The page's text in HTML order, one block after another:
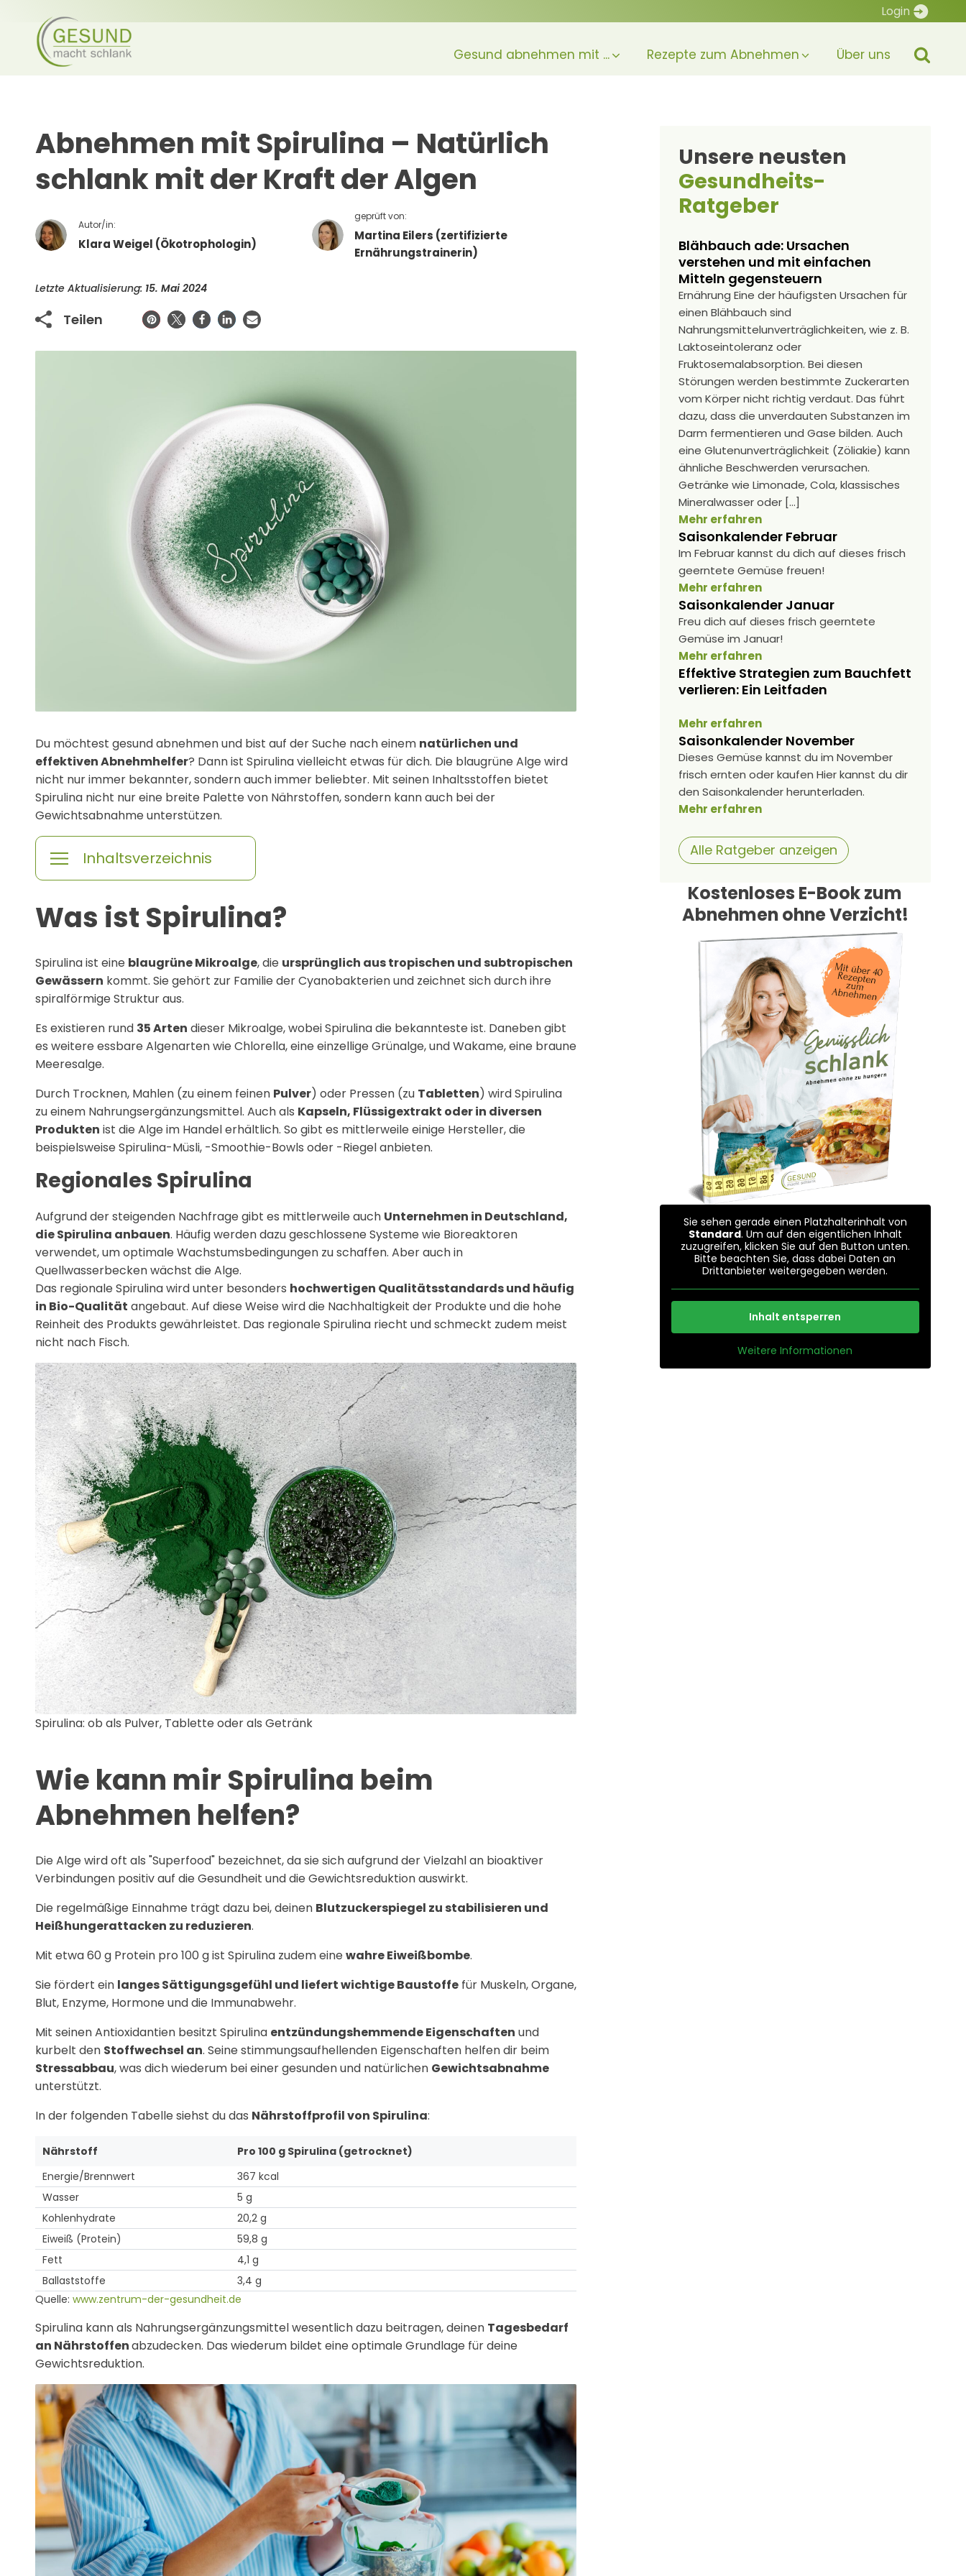
Login
Gesund abnehmen mit ... Rezepte zum Abnehmen Über uns
Abnehmen mit Spirulina – Natürlich
schlank mit der Kraft der Algen
Autor/in:
Klara Weigel (Ökotrophologin)
geprüft von:
Martina Eilers (zertifizierte
Ernährungstrainerin)
Letzte Aktualisierung: 15. Mai 2024
Teilen
Du möchtest gesund abnehmen und bist auf der Suche nach einem natürlichen und
effektiven Abnehmhelfer? Dann ist Spirulina vielleicht etwas für dich. Die blaugrüne Alge wird
nicht nur immer bekannter, sondern auch immer beliebter. Mit seinen Inhaltsstoffen bietet
Spirulina nicht nur eine breite Palette von Nährstoffen, sondern kann auch bei der
Gewichtsabnahme unterstützen.
Inhaltsverzeichnis
Was ist Spirulina?
Spirulina ist eine blaugrüne Mikroalge, die ursprünglich aus tropischen und subtropischen
Gewässern kommt. Sie gehört zur Familie der Cyanobakterien und zeichnet sich durch ihre
spiralförmige Struktur aus.
Es existieren rund 35 Arten dieser Mikroalge, wobei Spirulina die bekannteste ist. Daneben gibt
es weitere essbare Algenarten wie Chlorella, eine einzellige Grünalge, und Wakame, eine braune
Meeresalge.
Durch Trocknen, Mahlen (zu einem feinen Pulver) oder Pressen (zu Tabletten) wird Spirulina
zu einem Nahrungsergänzungsmittel. Auch als Kapseln, Flüssigextrakt oder in diversen
Produkten ist die Alge im Handel erhältlich. So gibt es mittlerweile einige Hersteller, die
beispielsweise Spirulina-Müsli, -Smoothie-Bowls oder -Riegel anbieten.
Regionales Spirulina
Aufgrund der steigenden Nachfrage gibt es mittlerweile auch Unternehmen in Deutschland,
die Spirulina anbauen. Häufig werden dazu geschlossene Systeme wie Bioreaktoren
verwendet, um optimale Wachstumsbedingungen zu schaffen. Aber auch in
Quellwasserbecken wächst die Alge.
Das regionale Spirulina wird unter besonders hochwertigen Qualitätsstandards und häufig
in Bio-Qualität angebaut. Auf diese Weise wird die Nachhaltigkeit der Produkte und die hohe
Reinheit des Produkts gewährleistet. Das regionale Spirulina riecht und schmeckt zudem meist
nicht nach Fisch.
Spirulina: ob als Pulver, Tablette oder als Getränk
Wie kann mir Spirulina beim
Abnehmen helfen?
Die Alge wird oft als "Superfood" bezeichnet, da sie sich aufgrund der Vielzahl an bioaktiver
Verbindungen positiv auf die Gesundheit und die Gewichtsreduktion auswirkt.
Die regelmäßige Einnahme trägt dazu bei, deinen Blutzuckerspiegel zu stabilisieren und
Heißhungerattacken zu reduzieren.
Mit etwa 60 g Protein pro 100 g ist Spirulina zudem einewahre Eiweißbombe.
Sie fördert ein langes Sättigungsgefühl und liefert wichtige Baustoffe für Muskeln, Organe,
Blut, Enzyme, Hormone und die Immunabwehr.
Mit seinen Antioxidantien besitzt Spirulina entzündungshemmende Eigenschaften und
kurbelt den Stoffwechsel an. Seine stimmungsaufhellenden Eigenschaften helfen dir beim
Stressabbau, was dich wiederum bei einer gesunden und natürlichen Gewichtsabnahme
unterstützt.
In der folgenden Tabelle siehst du das Nährstoffprofil von Spirulina:
Nährstoff
Pro 100 g Spirulina (getrocknet)
Energie/Brennwert
367 kcal
Wasser
5 g
Kohlenhydrate
20,2 g
Eiweiß (Protein)
59,8 g
Fett
4,1 g
Ballaststoffe
3,4 g
Quelle:www.zentrum-der-gesundheit.de
Spirulina kann als Nahrungsergänzungsmittel wesentlich dazu beitragen, deinen Tagesbedarf
an Nährstoffenabzudecken. Das wiederum bildet eine optimale Grundlage für deine
Gewichtsreduktion.
Unsere neusten
Gesundheits-
Ratgeber
Blähbauch ade: Ursachen
verstehen und mit einfachen
Mitteln gegensteuern
Ernährung Eine der häufigsten Ursachen für
einen Blähbauch sind
Nahrungsmittelunverträglichkeiten, wie z. B.
Laktoseintoleranz oder
Fruktosemalabsorption. Bei diesen
Störungen werden bestimmte Zuckerarten
vom Körper nicht richtig verdaut. Das führt
dazu, dass die unverdauten Substanzen im
Darm fermentieren und Gase bilden. Auch
eine Glutenunverträglichkeit (Zöliakie) kann
ähnliche Beschwerden verursachen.
Getränke wie Limonade, Cola, klassisches
Mineralwasser oder […]
Mehr erfahren
Saisonkalender Februar
Im Februar kannst du dich auf dieses frisch
geerntete Gemüse freuen!
Mehr erfahren
Saisonkalender Januar
Freu dich auf dieses frisch geerntete
Gemüse im Januar!
Mehr erfahren
Effektive Strategien zum Bauchfett
verlieren: Ein Leitfaden
Mehr erfahren
Saisonkalender November
Dieses Gemüse kannst du im November
frisch ernten oder kaufen Hier kannst du dir
den Saisonkalender herunterladen.
Mehr erfahren
Alle Ratgeber anzeigen
Kostenloses E-Book zum
Abnehmen ohne Verzicht!
Sie sehen gerade einen Platzhalterinhalt von
Standard. Um auf den eigentlichen Inhalt
zuzugreifen, klicken Sie auf den Button unten.
Bitte beachten Sie, dass dabei Daten an
Drittanbieter weitergegeben werden.
Inhalt entsperren
Weitere Informationen